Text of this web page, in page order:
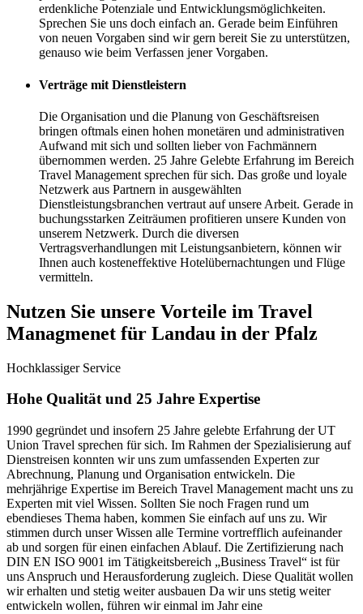
erdenkliche Potenziale und Entwicklungsmöglichkeiten.
Sprechen Sie uns doch einfach an. Gerade beim Einführen
von neuen Vorgaben sind wir gern bereit Sie zu unterstützen,
genauso wie beim Verfassen jener Vorgaben.
Verträge mit Dienstleistern
Die Organisation und die Planung von Geschäftsreisen
bringen oftmals einen hohen monetären und administrativen
Aufwand mit sich und sollten lieber von Fachmännern
übernommen werden. 25 Jahre Gelebte Erfahrung im Bereich
Travel Management sprechen für sich. Das große und loyale
Netzwerk aus Partnern in ausgewählten
Dienstleistungsbranchen vertraut auf unsere Arbeit. Gerade in
buchungsstarken Zeiträumen profitieren unsere Kunden von
unserem Netzwerk. Durch die diversen
Vertragsverhandlungen mit Leistungsanbietern, können wir
Ihnen auch kosteneffektive Hotelübernachtungen und Flüge
vermitteln.
Nutzen Sie unsere Vorteile im Travel
Managmenet für Landau in der Pfalz
Hochklassiger Service
Hohe Qualität und 25 Jahre Expertise
1990 gegründet und insofern 25 Jahre gelebte Erfahrung der UT
Union Travel sprechen für sich. Im Rahmen der Spezialisierung auf
Dienstreisen konnten wir uns zum umfassenden Experten zur
Abrechnung, Planung und Organisation entwickeln. Die
mehrjährige Expertise im Bereich Travel Management macht uns zu
Experten mit viel Wissen. Sollten Sie noch Fragen rund um
ebendieses Thema haben, kommen Sie einfach auf uns zu. Wir
stimmen durch unser Wissen alle Termine vortrefflich aufeinander
ab und sorgen für einen einfachen Ablauf. Die Zertifizierung nach
DIN EN ISO 9001 im Tätigkeitsbereich „Business Travel“ ist für
uns Anspruch und Herausforderung zugleich. Diese Qualität wollen
wir erhalten und stetig weiter ausbauen Da wir uns stetig weiter
entwickeln wollen, führen wir einmal im Jahr eine